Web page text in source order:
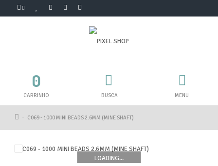
MENU
BUSCA
0
CARRINHO
C069 - 1000 MINI BEADS 2.6MM (MINE SHAFT)
LOADING...